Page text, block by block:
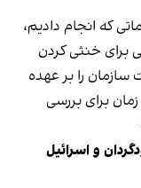
که انجام دادیم،
برای خنثی کردن
را بر عهده
برای بررسی
و اسرائیل